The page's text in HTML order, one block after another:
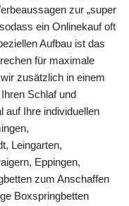
zur „super
ein Onlinekauf oft
Aufbau ist das
für maximale
zusätzlich in einem
Schlaf und
auf Ihre individuellen
Leingarten,
Eppingen,
zum Anschaffen
Boxspringbetten